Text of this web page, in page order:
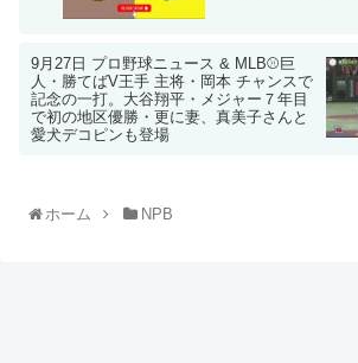
9月27日 プロ野球ニュース & MLB⚾️巨
人・勝てばV王手 主将・岡本 チャンスで
記念の一打。大谷翔平・メジャー７年目
で初の地区優勝・更に妻、真美子さんと
愛犬デコピンも登場
ホーム NPB